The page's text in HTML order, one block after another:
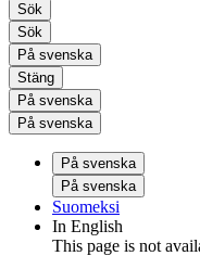
Sök
Sök
På svenska
Stäng
På svenska
På svenska
På svenska
På svenska
Suomeksi
In English
This page is not